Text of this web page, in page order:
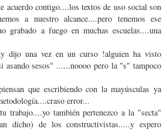
acuerdo contigo....los textos de uso social son
a nuestro alcance....pero tenemos ese
grabado a fuego en muchas escuelas....una
dijo una vez en un curso !alguien ha visto
asando sesos" ......noooo pero la "s" tampoco
que escribiendo con la mayúsculas ya
error...
trabajo....yo también pertenezco a la "secta"
dicho) de los constructivistas.....y espero